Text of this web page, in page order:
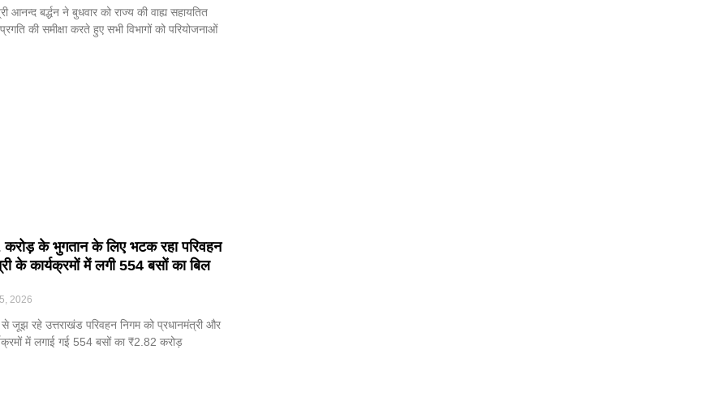
आनन्द बर्द्धन ने बुधवार को राज्य की वाह्य सहायतित
की समीक्षा करते हुए सभी विभागों को परियोजनाओं
के भुगतान के लिए भटक रहा परिवहन
के कार्यक्रमों में लगी 554 बसों का बिल
2026
जूझ रहे उत्तराखंड परिवहन निगम को प्रधानमंत्री और
में लगाई गई 554 बसों का ₹2.82 करोड़